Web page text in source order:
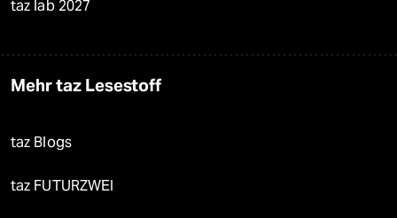
taz lab 2027
Mehr taz Lesestoff
taz Blogs
taz FUTURZWEI